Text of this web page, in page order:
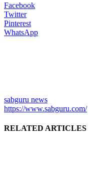
Facebook
Twitter
Pinterest
WhatsApp
sabguru news
https://www.sabguru.com/
RELATED ARTICLES